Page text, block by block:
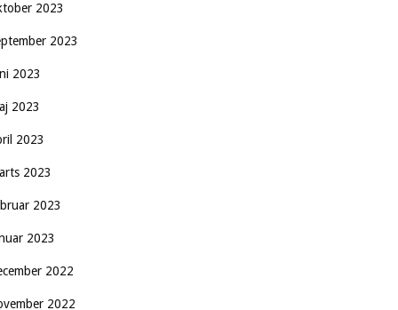
2023
2023
2023
2023
2023
2023
2023
2023
2022
2022